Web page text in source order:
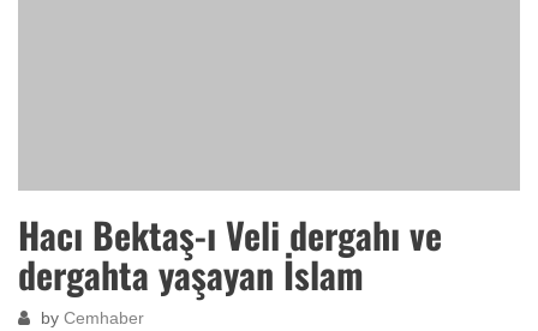
Hacı Bektaş-ı Veli dergahı ve
dergahta yaşayan İslam
by Cemhaber